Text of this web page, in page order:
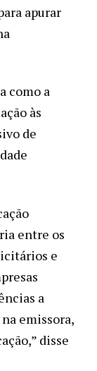
apurar
como a
às
de
entre os
e
a
emissora,
disse